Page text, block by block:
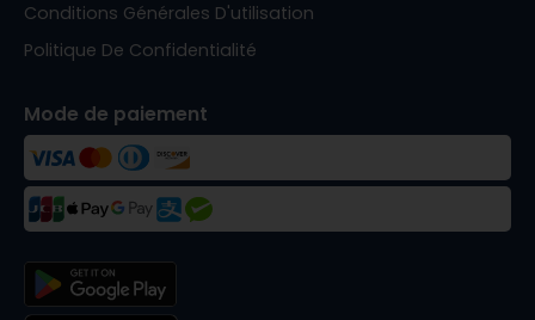
Conditions Générales D'utilisation
Politique De Confidentialité
Mode de paiement